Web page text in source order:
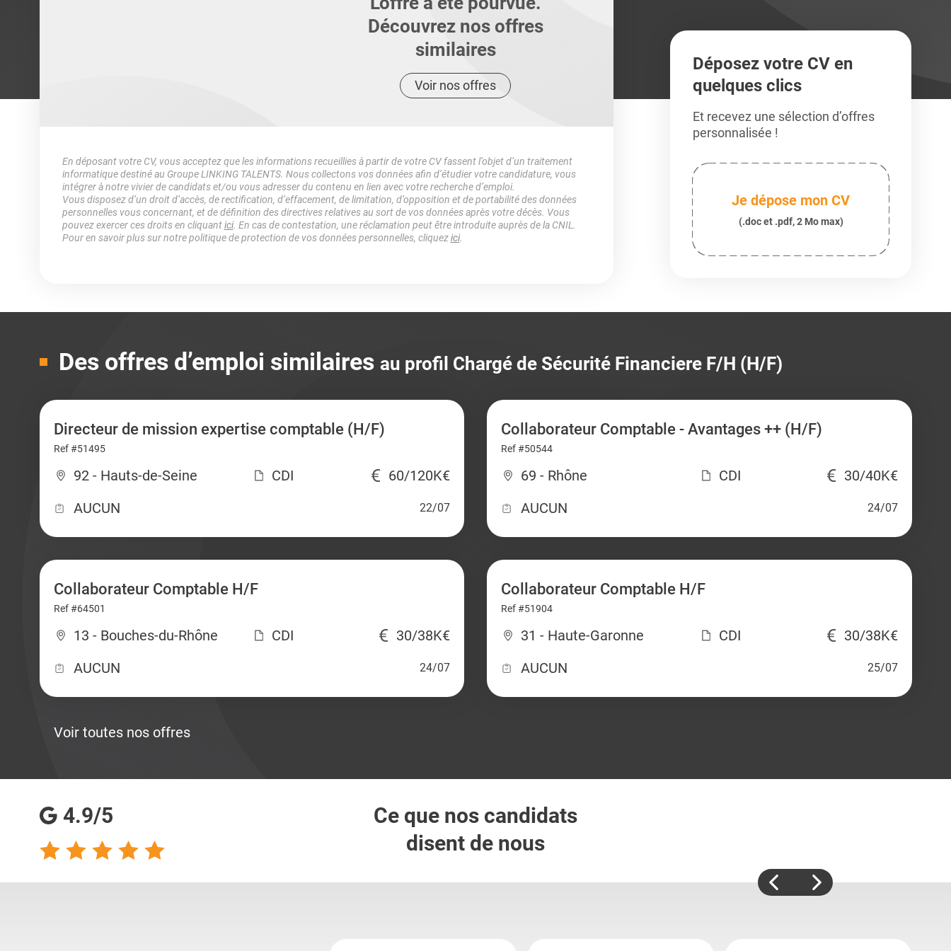
Découvrez nos offres
similaires
Voir nos offres
En déposant votre CV, vous acceptez que les informations recueillies à partir de votre CV fassent l’objet d’un traitement
informatique destiné au Groupe LINKING TALENTS. Nous collectons vos données afin d’étudier votre candidature, vous
intégrer à notre vivier de candidats et/ou vous adresser du contenu en lien avec votre recherche d’emploi.
Vous disposez d’un droit d’accès, de rectification, d’effacement, de limitation, d’opposition et de portabilité des données
personnelles vous concernant, et de définition des directives relatives au sort de vos données après votre décès. Vous
pouvez exercer ces droits en cliquantici. En cas de contestation, une réclamation peut être introduite auprès de la CNIL.
Pour en savoir plus sur notre politique de protection de vos données personnelles, cliquezici.
Déposez votre CV en
quelques clics
Et recevez une sélection d’offres
personnalisée !
Je dépose mon CV
(.doc et .pdf, 2 Mo max)
Des offres d’emploi similaires au profil Chargé de Sécurité Financiere F/H (H/F)
Directeur de mission expertise comptable (H/F)
Ref #51495
92 - Hauts-de-Seine CDI
60/120K€
AUCUN
22/07
Collaborateur Comptable - Avantages ++ (H/F)
Ref #50544
69 - Rhône CDI
30/40K€
AUCUN
24/07
Collaborateur Comptable H/F
Ref #64501
13 - Bouches-du-Rhône CDI
30/38K€
AUCUN
24/07
Collaborateur Comptable H/F
Ref #51904
31 - Haute-Garonne CDI
30/38K€
AUCUN
25/07
Voir toutes nos offres
4.9/5
Ce que nos candidats
disent de nous